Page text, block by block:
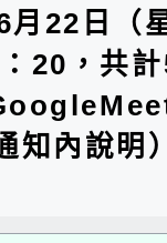
月22日（
20，共
知內說明